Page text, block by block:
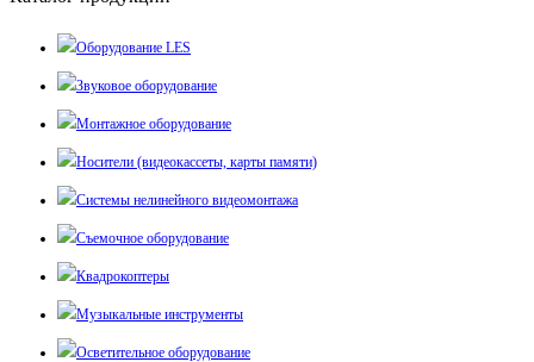
Оборудование LES
Звуковое оборудование
Монтажное оборудование
Носители (видеокассеты, карты памяти)
Системы нелинейного видеомонтажа
Съемочное оборудование
Квадрокоптеры
Музыкальные инструменты
Осветительное оборудование